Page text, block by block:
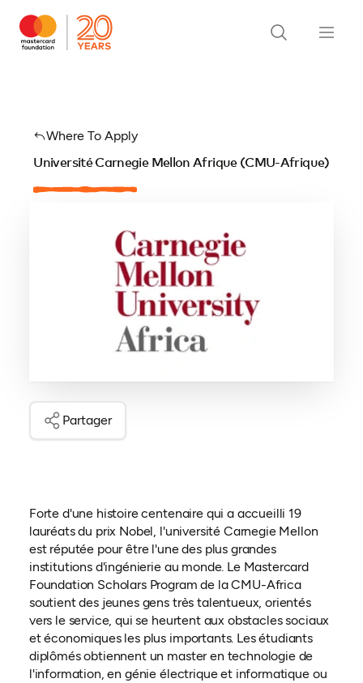
Where To Apply
Université Carnegie Mellon Afrique (CMU-Afrique)
Partager
Forte d'une histoire centenaire qui a accueilli 19
lauréats du prix Nobel, l'université Carnegie Mellon
est réputée pour être l'une des plus grandes
institutions d'ingénierie au monde. Le Mastercard
Foundation Scholars Program de la CMU-Africa
soutient des jeunes gens très talentueux, orientés
vers le service, qui se heurtent aux obstacles sociaux
et économiques les plus importants. Les étudiants
diplômés obtiennent un master en technologie de
l'information, en génie électrique et informatique ou